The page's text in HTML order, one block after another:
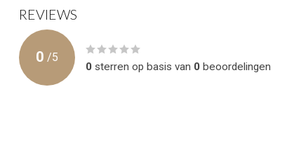
REVIEWS
0 /5
0 sterren op basis van 0 beoordelingen